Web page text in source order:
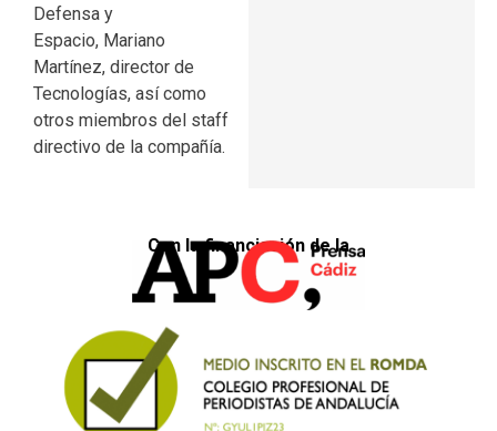
Defensa y
Espacio, Mariano
Martínez, director de
Tecnologías, así como
otros miembros del staff
directivo de la compañía.
Con la financiación de la